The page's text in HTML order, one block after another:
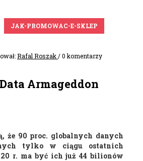
JAK-PROMOWAC-E-SKLEP
Rafal Roszak/ 0 komentarzy
Armageddon
że 90 proc. globalnych danych
tylko w ciągu ostatnich
r. ma być ich już 44 bilionów